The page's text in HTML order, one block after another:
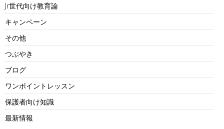
Jr世代向け教育論
キャンペーン
その他
つぶやき
ブログ
ワンポイントレッスン
保護者向け知識
最新情報